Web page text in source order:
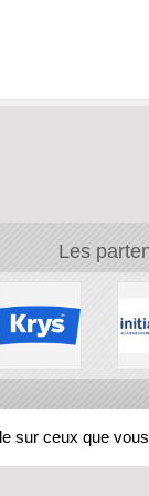
Les
sur ceux que